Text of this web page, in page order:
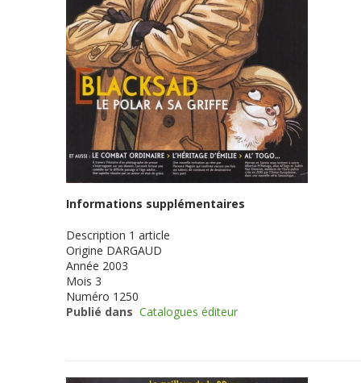
Informations supplémentaires
Description 1 article
Origine DARGAUD
Année 2003
Mois 3
Numéro 1250
Publié dans Catalogues éditeur